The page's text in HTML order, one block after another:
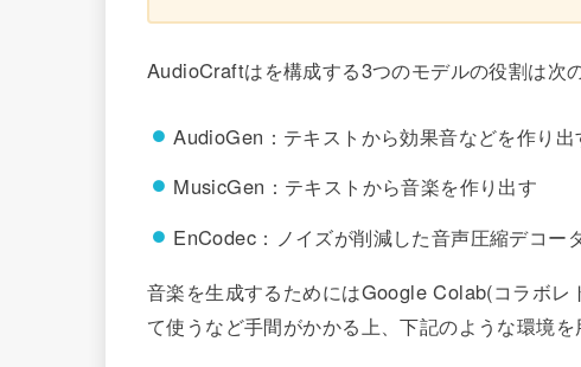
AudioCraftはを構成する3つのモデルの役割は次の
AudioGen：テキストから効果音などを作り出
MusicGen：テキストから音楽を作り出す
EnCodec：ノイズが削減した音声圧縮デコー
音楽を生成するためにはGoogle Colab(コラボ
て使うなど手間がかかる上、下記のような環境を